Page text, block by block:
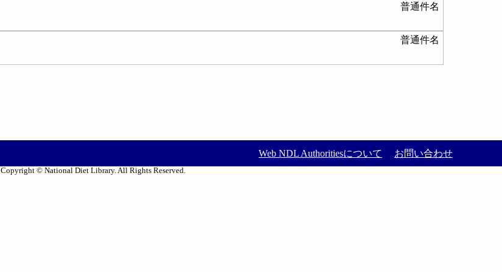
普通件名
普通件名
Web NDL Authoritiesについて お問い合わせ
Copyright © National Diet Library. All Rights Reserved.